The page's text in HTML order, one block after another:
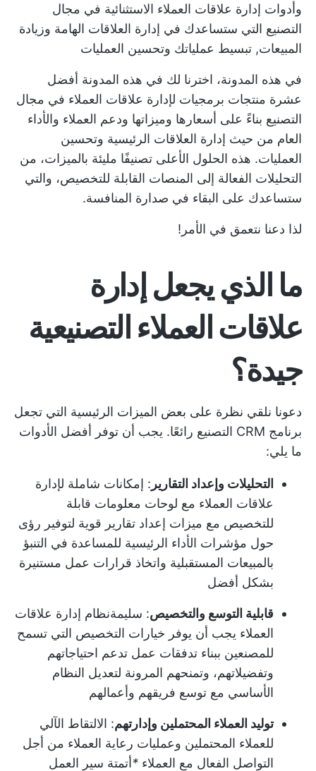
وأدوات إدارة علاقات العملاء الاستثنائية في مجال
التصنيع التي ستساعدك في إدارة العلاقات الهامة وزيادة
المبيعات, تبسيط عملياتك وتحسين العمليات
في هذه المدونة، اخترنا لك في هذه المدونة أفضل
عشرة منتجات برمجيات لإدارة علاقات العملاء في مجال
التصنيع بناءً على أسعارها وميزاتها ودعم العملاء والأداء
العام من حيث إدارة العلاقات الرئيسية وتحسين
العمليات. هذه الحلول الأعلى تصنيفًا مليئة بالميزات، من
التحليلات الفعالة إلى المنصات القابلة للتخصيص، والتي
ستساعدك على البقاء في صدارة المنافسة.
لذا دعنا نتعمق في الأمر!
ما الذي يجعل إدارة
علاقات العملاء التصنيعية
جيدة؟
دعونا نلقي نظرة على بعض الميزات الرئيسية التي تجعل
برنامج CRM التصنيع رائعًا. يجب أن توفر أفضل الأدوات
ما يلي:
التحليلات وإعداد التقارير : إمكانات شاملة لإدارة
علاقات العملاء مع لوحات معلومات قابلة
للتخصيص مع ميزات إعداد تقارير قوية لتوفير رؤى
حول مؤشرات الأداء الرئيسية للمساعدة في التنبؤ
بالمبيعات المستقبلية واتخاذ قرارات عمل مستنيرة
بشكل أفضل
قابلية التوسع والتخصيص: سليمةنظام إدارة علاقات
العملاء يجب أن يوفر خيارات التخصيص التي تسمح
للمصنعين ببناء تدفقات عمل تدعم احتياجاتهم
وتفضيلاتهم، وتمنحهم المرونة لتعديل النظام
الأساسي مع توسع فريقهم وأعمالهم
توليد العملاء المحتملين وإدارتهم: الالتقاط الآلي
للعملاء المحتملين وعمليات رعاية العملاء من أجل
التواصل الفعال مع العملاء *أتمتة سير العمل